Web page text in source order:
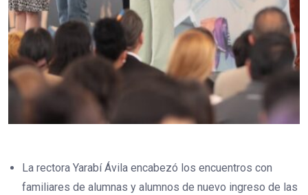
La rectora Yarabí Ávila encabezó los encuentros con
familiares de alumnas y alumnos de nuevo ingreso de las